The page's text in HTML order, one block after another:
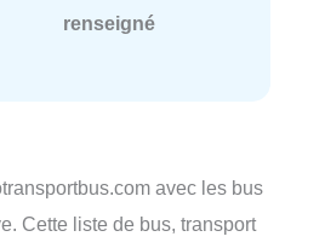
renseigné
avec les bus
Cette liste de bus, transport